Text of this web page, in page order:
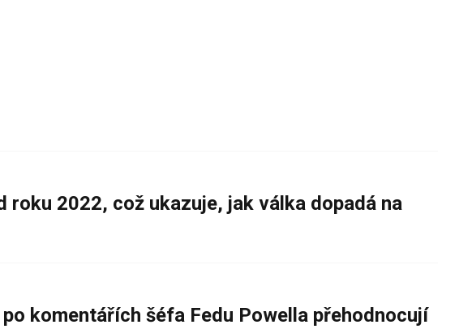
roku 2022, což ukazuje, jak válka dopadá na
komentářích šéfa Fedu Powella přehodnocují